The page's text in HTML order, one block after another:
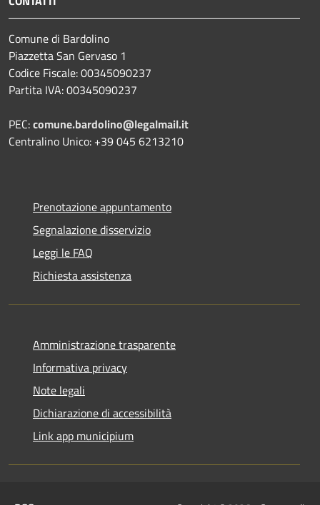
Comune di Bardolino
Piazzetta San Gervaso 1
Codice Fiscale: 00345090237
Partita IVA: 00345090237
PEC:comune.bardolino@legalmail.it
Centralino Unico: +39 045 6213210
Prenotazione appuntamento
Segnalazione disservizio
Leggi le FAQ
Richiesta assistenza
Amministrazione trasparente
Informativa privacy
Note legali
Dichiarazione di accessibilità
Link app municipium